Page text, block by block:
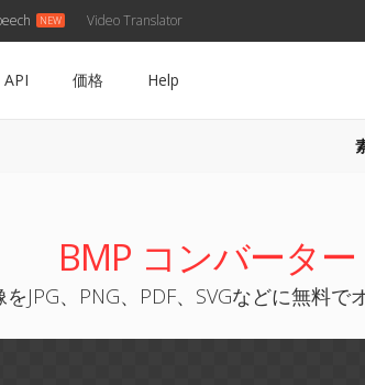
Video Translator
API 価格 Help
BMP コンバーター
をJPG、PNG、PDF、SVGなどに無料で